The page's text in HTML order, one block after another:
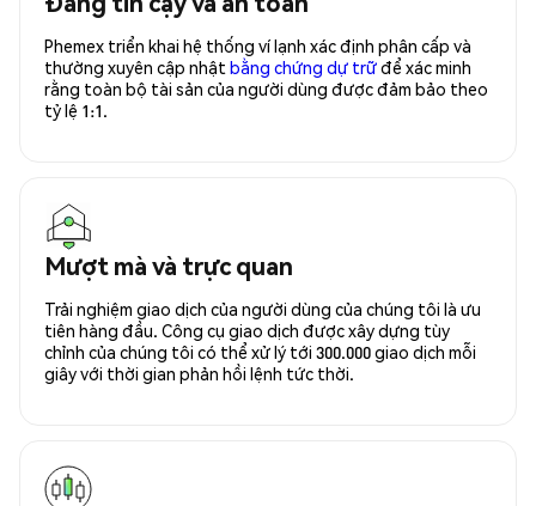
Phemex triển khai hệ thống ví lạnh xác định phân cấp và
thường xuyên cập nhật bằng chứng dự trữđể xác minh
rằng toàn bộ tài sản của người dùng được đảm bảo theo
tỷ lệ 1:1.
Mượt mà và trực quan
Trải nghiệm giao dịch của người dùng của chúng tôi là ưu
tiên hàng đầu. Công cụ giao dịch được xây dựng tùy
chỉnh của chúng tôi có thể xử lý tới 300.000 giao dịch mỗi
giây với thời gian phản hồi lệnh tức thời.